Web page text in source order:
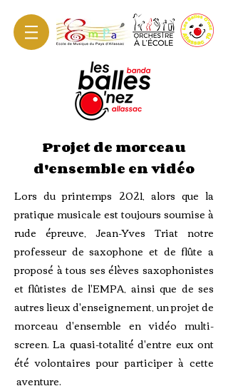
Projet de morceau
d'ensemble en vidéo
Lors du printemps 2021, alors que la
pratique musicale est toujours soumise à
rude épreuve, Jean-Yves Triat notre
professeur de saxophone et de flûte a
proposé à tous ses élèves saxophonistes
et flûtistes de l'EMPA, ainsi que de ses
autres lieux d'enseignement, un projet de
morceau d'ensemble en vidéo multi-
screen. La quasi-totalité d'entre eux ont
été volontaires pour participer à cette
aventure.